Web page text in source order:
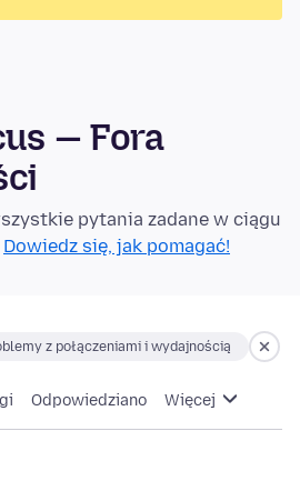
— Fora
pytania zadane w ciągu
Dowiedz się, jak pomagać!
z połączeniami i wydajnością
Odpowiedziano Więcej